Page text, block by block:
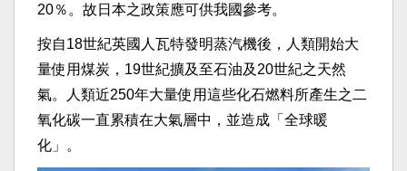
20％。故日本之政策應可供我國參考。
按自18世紀英國人瓦特發明蒸汽機後，人類開始大
量使用煤炭，19世紀擴及至石油及20世紀之天然
氣。人類近250年大量使用這些化石燃料所產生之二
氧化碳一直累積在大氣層中，並造成「全球暖
化」。